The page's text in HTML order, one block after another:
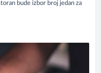
bude izbor broj jedan za